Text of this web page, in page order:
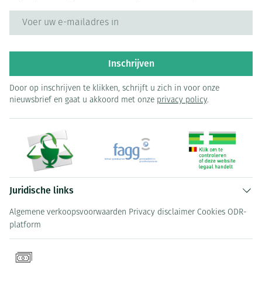
Inschrijven
Door op inschrijven te klikken, schrijft u zich in voor onze
nieuwsbrief en gaat u akkoord met onze privacy policy.
Juridische links
Algemene verkoopsvoorwaarden Privacy disclaimer Cookies ODR-
platform